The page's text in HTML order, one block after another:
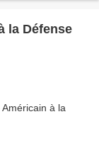
la Défense